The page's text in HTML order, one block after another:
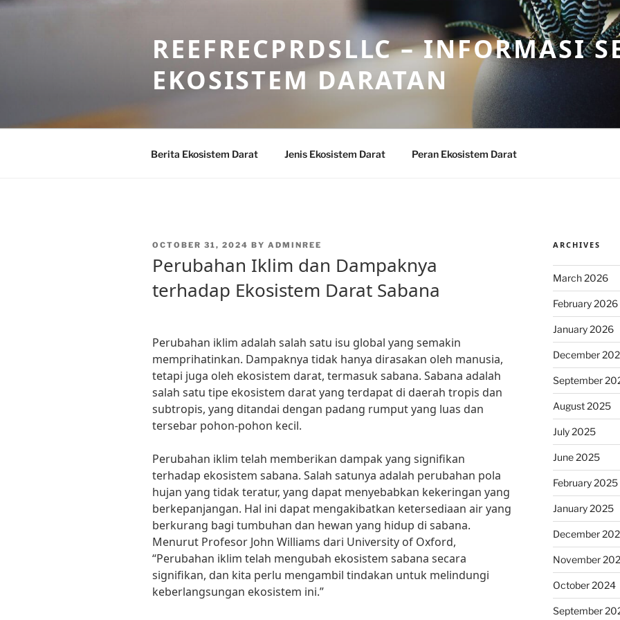
Skip
REEFRECPRDSLLC – INFORMASI
EKOSISTEM DARATAN
Berita Ekosistem Darat Jenis Ekosistem Darat Peran Ekosistem Darat
POSTED
OCTOBER 31, 2024 BY ADMINREE
Perubahan Iklim dan Dampaknya
terhadap Ekosistem Darat Sabana
Perubahan iklim adalah salah satu isu global yang semakin
memprihatinkan. Dampaknya tidak hanya dirasakan oleh manusia,
tetapi juga oleh ekosistem darat, termasuk sabana. Sabana adalah
salah satu tipe ekosistem darat yang terdapat di daerah tropis dan
subtropis, yang ditandai dengan padang rumput yang luas dan
tersebar pohon-pohon kecil.
Perubahan iklim telah memberikan dampak yang signifikan
terhadap ekosistem sabana. Salah satunya adalah perubahan pola
hujan yang tidak teratur, yang dapat menyebabkan kekeringan yang
berkepanjangan. Hal ini dapat mengakibatkan ketersediaan air yang
berkurang bagi tumbuhan dan hewan yang hidup di sabana.
Menurut Profesor John Williams dari University of Oxford,
“Perubahan iklim telah mengubah ekosistem sabana secara
signifikan, dan kita perlu mengambil tindakan untuk melindungi
keberlangsungan ekosistem ini.”
ARCHIVES
March 2026
February 2026
January 2026
December
September
August 2025
July 2025
June 2025
February 2025
January 2025
December
November
October 2024
September